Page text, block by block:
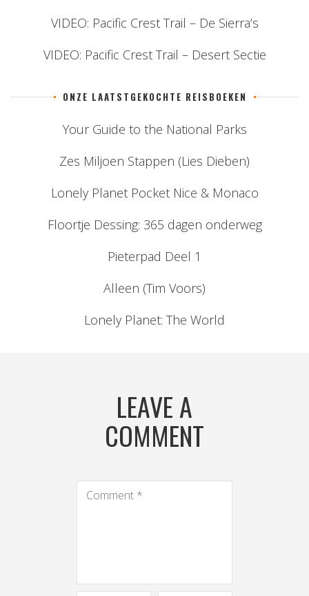
VIDEO: Pacific Crest Trail – De Sierra’s
VIDEO: Pacific Crest Trail – Desert Sectie
ONZE LAATSTGEKOCHTE REISBOEKEN
Your Guide to the National Parks
Zes Miljoen Stappen (Lies Dieben)
Lonely Planet Pocket Nice & Monaco
Floortje Dessing: 365 dagen onderweg
Pieterpad Deel 1
Alleen (Tim Voors)
Lonely Planet: The World
LEAVE A
COMMENT